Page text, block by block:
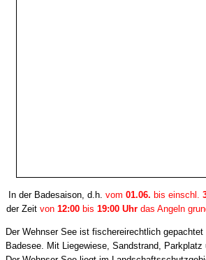
In der Badesaison, d.h. vom 01.06. bis einschl.
der Zeit von 12:00bis 19:00 Uhrdas Angeln
Der Wehnser See ist fischereirechtlich
Badesee. Mit Liegewiese, Sandstrand, Parkplatz